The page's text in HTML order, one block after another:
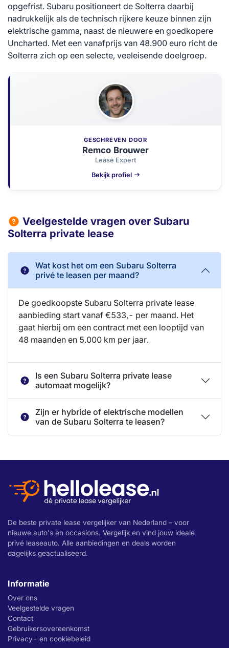
opgefrist. Subaru positioneert de Solterra daarbij
nadrukkelijk als de technisch rijkere keuze binnen zijn
elektrische gamma, naast de nieuwere en goedkopere
Uncharted. Met een vanafprijs van 48.900 euro richt de
Solterra zich op een selecte, veeleisende doelgroep.
GESCHREVEN DOOR
Remco Brouwer
Lease Expert
Bekijk profiel
Veelgestelde vragen over Subaru
Solterra private lease
Wat kost het om een Subaru Solterra
privé te leasen per maand?
De goedkoopste Subaru Solterra private lease
aanbieding start vanaf €533,- per maand. Het
gaat hierbij om een contract met een looptijd van
48 maanden en 5.000 km per jaar.
Is een Subaru Solterra private lease
automaat mogelijk?
Zijn er hybride of elektrische modellen
van de Subaru Solterra te leasen?
De beste private lease vergelijker van Nederland – voor
nieuwe auto's en occasions. Vergelijk en vind jouw ideale
privé leaseauto. Alle aanbiedingen en deals worden
dagelijks geactualiseerd.
Informatie
Over ons
Veelgestelde vragen
Contact
Gebruikersovereenkomst
Privacy- en cookiebeleid